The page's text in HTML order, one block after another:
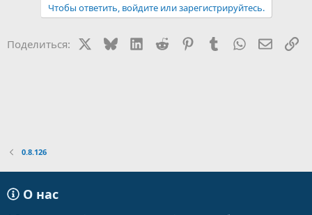
Чтобы ответить, войдите или зарегистрируйтесь.
Поделиться: BlueskyLinkedIn
Reddit PinterestTumblr WhatsApp
0.8.126
О нас